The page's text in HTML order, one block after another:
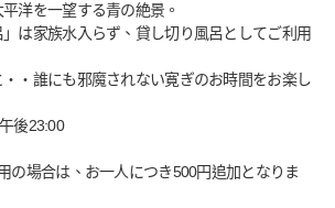
洋を一望する青の絶景。
」は家族水入らず、貸し切り風呂としてご利用
・誰にも邪魔されない寛ぎのお時間をお楽し
後23:00
の場合は、お一人につき500円追加となりま